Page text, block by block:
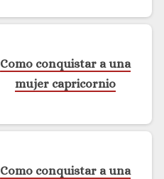
Como conquistar a una
mujer capricornio
Como conquistar a una